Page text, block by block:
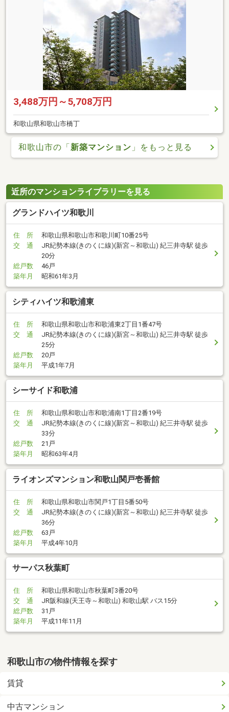
3,488万円～5,708万円
和歌山県和歌山市橋丁
和歌山市の「 新築マンション 」をもっと見る
近所のマンションライブラリーを見る
グランドハイツ和歌川
住 所
和歌山県和歌山市和歌川町10番25号
交 通
JR紀勢本線(きのくに線)(新宮～和歌山) 紀三井寺駅 徒歩
20分
総戸数
46戸
築年月
昭和61年3月
シティハイツ和歌浦東
住 所
和歌山県和歌山市和歌浦東2丁目1番47号
交 通
JR紀勢本線(きのくに線)(新宮～和歌山) 紀三井寺駅 徒歩
25分
総戸数
20戸
築年月
平成1年7月
シーサイド和歌浦
住 所
和歌山県和歌山市和歌浦南1丁目2番19号
交 通
JR紀勢本線(きのくに線)(新宮～和歌山) 紀三井寺駅 徒歩
33分
総戸数
21戸
築年月
昭和63年4月
ライオンズマンション和歌山関戸壱番館
住 所
和歌山県和歌山市関戸1丁目5番50号
交 通
JR紀勢本線(きのくに線)(新宮～和歌山) 紀三井寺駅 徒歩
36分
総戸数
63戸
築年月
平成4年10月
サーパス秋葉町
住 所
和歌山県和歌山市秋葉町3番20号
交 通
JR阪和線(天王寺～和歌山) 和歌山駅 バス15分
総戸数
31戸
築年月
平成11年11月
和歌山市の物件情報を探す
賃貸
中古マンション